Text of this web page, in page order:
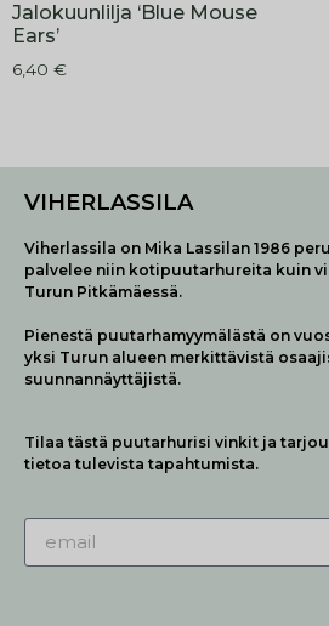
Jalokuunlilja ‘Blue Mouse
Ears’
6,40 €
VIHERLASSILA
Viherlassila on Mika Lassilan 1986
palvelee niin kotipuutarhureita kuin
Turun Pitkämäessä.
Pienestä puutarhamyymälästä on
yksi Turun alueen merkittävistä
suunnannäyttäjistä.
Tilaa tästä puutarhurisi vinkit ja
tietoa tulevista tapahtumista.